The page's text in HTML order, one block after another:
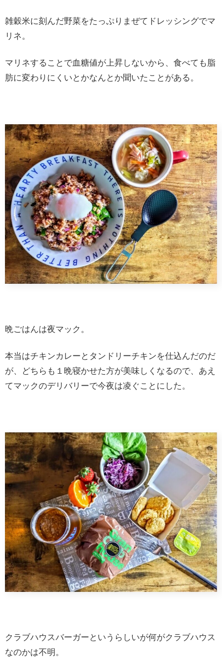
雑穀米に刻んだ野菜をたっぷりまぜてドレッシングでマ
リネ。
マリネすることで血糖値が上昇しないから、食べても脂
肪に変わりにくいとかなんとか聞いたことがある。
晩ごはんは夜マック。
本当はチキンカレーとタンドリーチキンを仕込んだのだ
が、どちらも１晩寝かせた方が美味しくなるので、あえ
てマックのデリバリーで今夜は凌ぐことにした。
クラブハウスバーガーというらしいが何がクラブハウス
なのかは不明。